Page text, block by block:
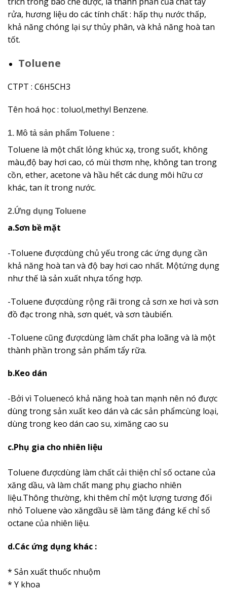
rửa, hương liệu do các tính chất : hấp thụ nước thấp,
khả năng chóng lại sự thủy phân, và khả năng hoà tan
tốt.
Toluene
CTPT : C6H5CH3­
Tên hoá học : toluol,methyl Benzene.
1. Mô tả sản phẩm Toluene :
Toluene là một chất lỏng khúc xạ, trong suốt, không
màu,độ bay hơi cao, có mùi thơm nhẹ, không tan trong
cồn, ether, acetone và hầu hết các dung môi hữu cơ
khác, tan ít trong nước.
2.Ứng dụng Toluene
a.Sơn bề mặt
-Toluene đượcdùng chủ yếu trong các ứng dụng cần
khả năng hoà tan và độ bay hơi cao nhất. Mộtứng dụng
như thế là sản xuất nhựa tổng hợp.
-Toluene đượcdùng rộng rãi trong cả sơn xe hơi và sơn
đồ đạc trong nhà, sơn quét, và sơn tàubiển.
-Toluene cũng đượcdùng làm chất pha loãng và là một
thành phần trong sản phẩm tẩy rữa.
b.Keo dán
-Bởi vì Toluenecó khả năng hoà tan mạnh nên nó được
dùng trong sản xuất keo dán và các sản phẩmcùng loại,
dùng trong keo dán cao su, ximăng cao su
c.Phụ gia cho nhiên liệu
Toluene đượcdùng làm chất cải thiện chỉ số octane của
xăng dầu, và làm chất mang phụ giacho nhiên
liệu.Thông thường, khi thêm chỉ một lượng tương đối
nhỏ Toluene vào xăngdầu sẽ làm tăng đáng kế chỉ số
octane của nhiên liệu.
d.Các ứng dụng khác :
* Sản xuất thuốc nhuộm
* Y khoa